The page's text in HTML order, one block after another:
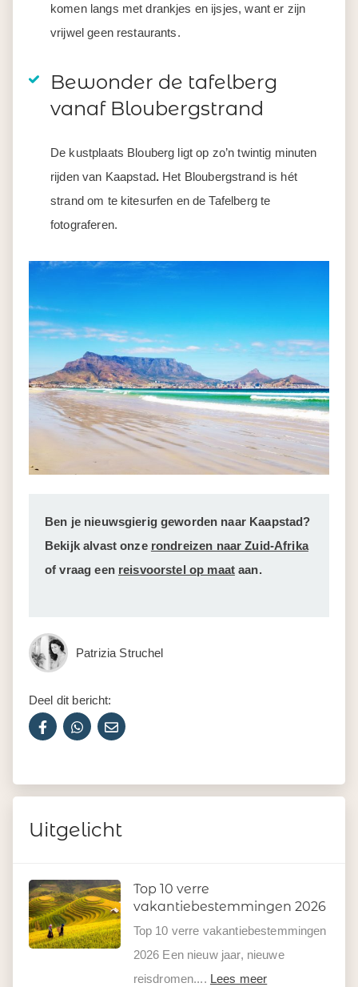
komen langs met drankjes en ijsjes, want er zijn
vrijwel geen restaurants.
Bewonder de tafelberg
vanaf Bloubergstrand
De kustplaats Blouberg ligt op zo’n twintig minuten
rijden van Kaapstad. Het Bloubergstrand is hét
strand om te kitesurfen en de Tafelberg te
fotograferen.
Ben je nieuwsgierig geworden naar Kaapstad?
Bekijk alvast onze rondreizen naar Zuid-Afrika
of vraag een reisvoorstel op maataan.
Patrizia Struchel
Deel dit bericht:
Uitgelicht
Top 10 verre
vakantiebestemmingen 2026
Top 10 verre vakantiebestemmingen
2026 Een nieuw jaar, nieuwe
reisdromen.... Lees meer